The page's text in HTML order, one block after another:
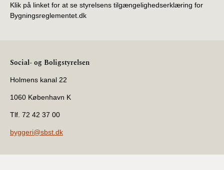
Klik på linket for at se styrelsens tilgængelighedserklæring for
Bygningsreglementet.dk
Social- og Boligstyrelsen
Holmens kanal 22
1060 København K
Tlf. 72 42 37 00
byggeri@sbst.dk